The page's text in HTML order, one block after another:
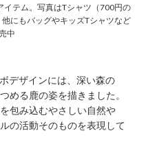
テム。写真はTシャツ（700円の
にもバッグやキッズTシャツなど
中
デザインには、深い森の
める鹿の姿を描きました。
包み込むやさしい自然や
の活動そのものを表現して